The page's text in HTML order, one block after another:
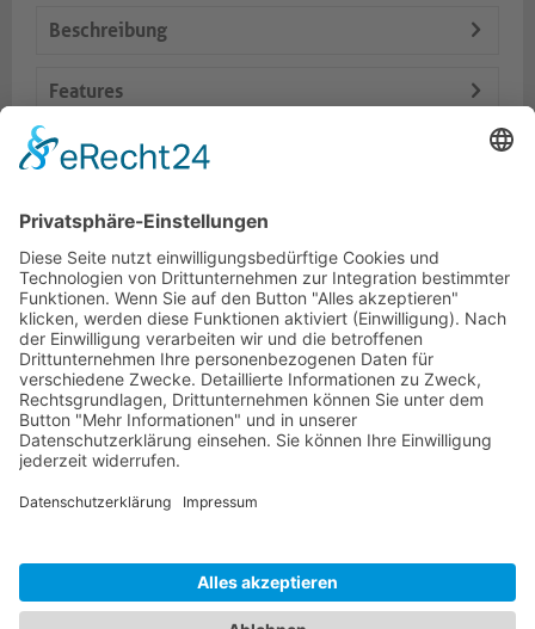
Beschreibung
Features
Logistik
Dokumente
Ähnliche Artikel
HOTLINE
ONEAV.EU
NEWSLETTER